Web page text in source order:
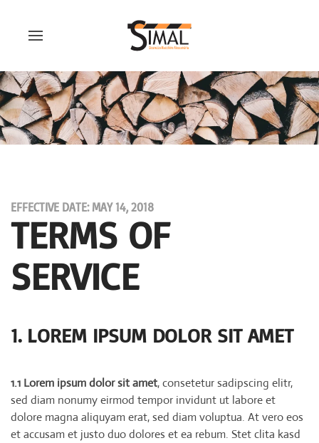
EFFECTIVE DATE: MAY 14, 2018
TERMS OF
SERVICE
1. LOREM IPSUM DOLOR SIT AMET
1.1 Lorem ipsum dolor sit amet, consetetur sadipscing elitr,
sed diam nonumy eirmod tempor invidunt ut labore et
dolore magna aliquyam erat, sed diam voluptua. At vero eos
et accusam et justo duo dolores et ea rebum. Stet clita kasd